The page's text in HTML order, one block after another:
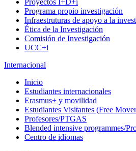
Proyectos I+D+i
Programa propio investigación
Infraestruturas de apoyo a la
Ética de la Investigación
Comisión de Investigación
UCC+i
Internacional
Inicio
Estudiantes internacionales
Erasmus+ y movilidad
Estudiantes Visitantes (Free
Profesores/PTGAS
Blended intensive programmes/
Centro de idiomas